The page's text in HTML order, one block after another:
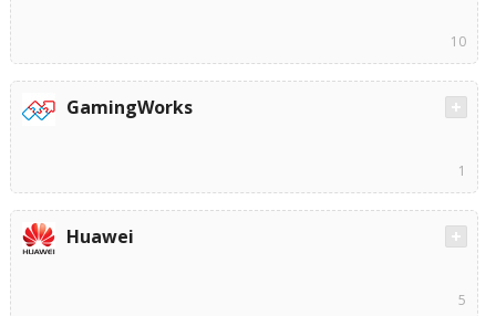
10
GamingWorks
1
Huawei
5